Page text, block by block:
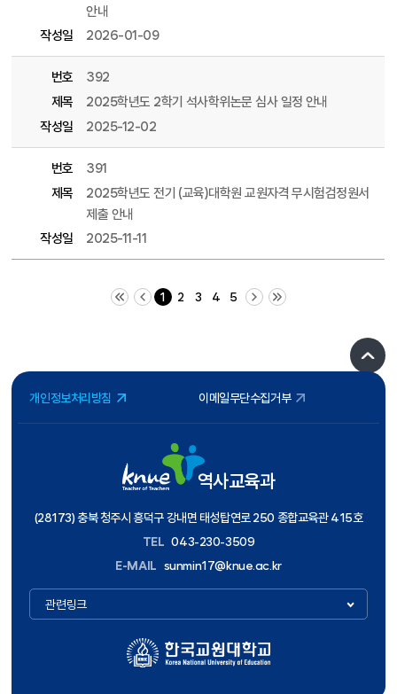
안내
작성일
2026-01-09
번호
392
제목
2025학년도 2학기 석사학위논문 심사 일정 안내
작성일
2025-12-02
번호
391
제목
2025학년도 전기 (교육)대학원 교원자격 무시험검정원서
제출 안내
작성일
2025-11-11
처음 페이지 이전 10 페이지
1 2 3 4 5
다음 10 페이지 끝 페이지
개인정보처리방침 이메일무단수집거부
역사교육과
(28173) 충북 청주시 흥덕구 강내면 태성탑연로 250 종합교육관 415호
TEL 043-230-3509
E-MAIL sunmin17@knue.ac.kr
관련링크